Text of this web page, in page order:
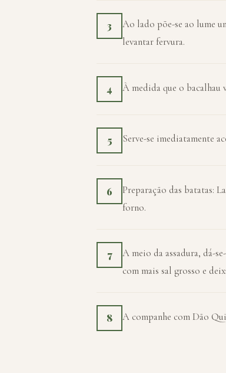
3
Ao lado põe-se ao lume
levantar fervura.
4 À medida que o bacalhau
5 Serve-se imediatamente
6
Preparação das batatas:
forno.
7
A meio da assadura, dá-
com mais sal grosso e
8 A companhe com Dão